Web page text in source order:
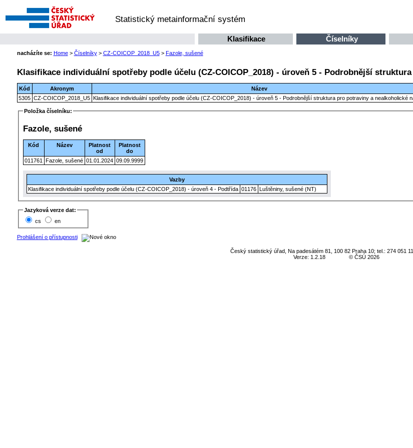
Statistický metainformační systém
Klasifikace Číselníky
nacházíte se: Home> Číselníky> CZ-COICOP_2018_U5> Fazole, sušené
Klasifikace individuální spotřeby podle účelu (CZ-COICOP_2018) - úroveň 5 - Podrobnější
Kód Akronym Název
5305 CZ-COICOP_2018_U5 Klasifikace individuální spotřeby podle účelu (CZ-COICOP_2018) - úroveň 5 - Podrobnější struktura pro potraviny a nealkoholické
Položka číselníku:
Fazole, sušené
Kód Název
Platnost
od
Platnost
do
011761
Fazole, sušené 01.01.2024 09.09.9999
Vazby
Klasifikace individuální spotřeby podle účelu (CZ-COICOP_2018) - úroveň 4 - Podtřída 01176 Luštěniny, sušené (NT)
Jazyková verze dat:
cs
en
Prohlášení o přístupnosti
Český statistický úřad, Na padesátém 81, 100 82 Praha 10; tel.: 274 051
Verze: 1.2.18
© ČSÚ 2026